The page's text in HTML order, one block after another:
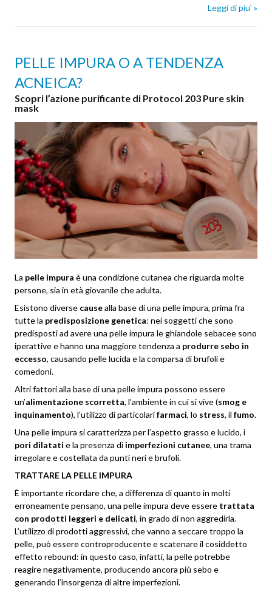
Leggi di piu' »
PELLE IMPURA O A TENDENZA
ACNEICA?
Scopri l’azione purificante di Protocol 203 Pure skin
mask
La pelle impura è una condizione cutanea che riguarda molte
persone, sia in età giovanile che adulta.
Esistono diverse causealla base di una pelle impura, prima fra
tutte la predisposizione genetica: nei soggetti che sono
predisposti ad avere una pelle impura le ghiandole sebacee sono
iperattive e hanno una maggiore tendenza a produrre sebo in
eccesso, causando pelle lucida e la comparsa di brufoli e
comedoni.
Altri fattori alla base di una pelle impura possono essere
un’alimentazione scorretta, l’ambiente in cui si vive (smog e
inquinamento), l’utilizzo di particolarifarmaci, lo stress, il fumo.
Una pelle impura si caratterizza per l’aspetto grasso e lucido, i
pori dilatati e la presenza di imperfezioni cutanee, una trama
irregolare e costellata da punti neri e brufoli.
TRATTARE LA PELLE IMPURA
È importante ricordare che, a differenza di quanto in molti
erroneamente pensano, una pelle impura deve essere trattata
con prodotti leggeri e delicati, in grado di non aggredirla.
L’utilizzo di prodotti aggressivi, che vanno a seccare troppo la
pelle, può essere controproducente e scatenare il cosiddetto
effetto rebound: in questo caso, infatti, la pelle potrebbe
reagire negativamente, producendo ancora più sebo e
generando l’insorgenza di altre imperfezioni.